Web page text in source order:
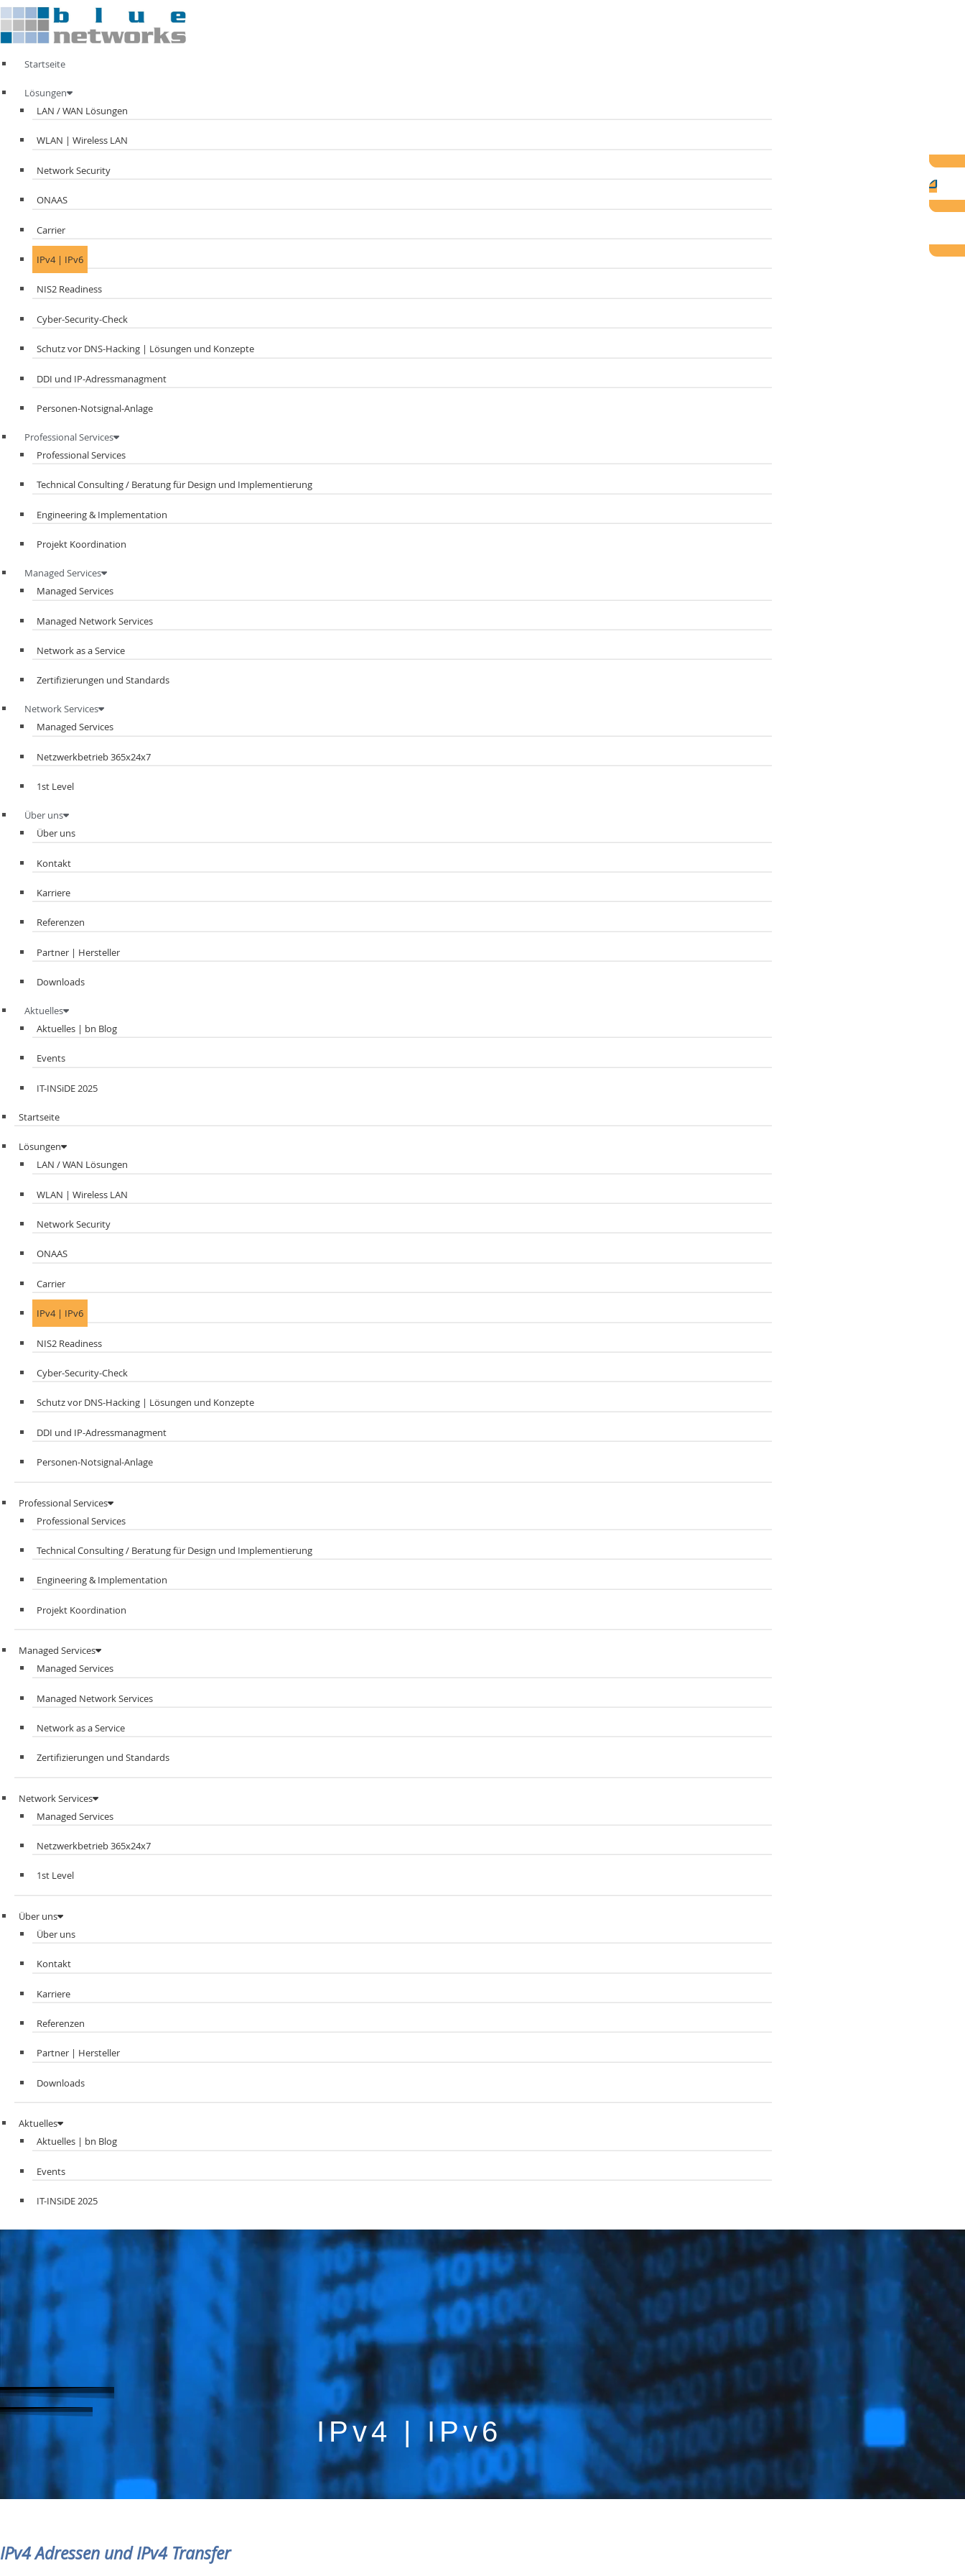
Zum
springen
Startseite
Lösungen
LAN / WAN Lösungen
WLAN | Wireless LAN
Network Security
ONAAS
Carrier
IPv4 | IPv6
NIS2 Readiness
Cyber-Security-Check
Schutz vor DNS-Hacking | Lösungen und Konzepte
DDI und IP-Adressmanagment​
Personen-Notsignal-Anlage
Professional Services
Professional Services
Technical Consulting / Beratung für Design und Implementierung
Engineering & Implementation
Projekt Koordination
Managed Services
Managed Services
Managed Network Services
Network as a Service
Zertifizierungen und Standards
Network Services
Managed Services
Netzwerkbetrieb 365x24x7
1st Level
Über uns
Über uns
Kontakt
Karriere
Referenzen
Partner | Hersteller
Downloads
Aktuelles
Aktuelles | bn Blog
Events
IT-INSiDE 2025
Startseite
Lösungen
LAN / WAN Lösungen
WLAN | Wireless LAN
Network Security
ONAAS
Carrier
IPv4 | IPv6
NIS2 Readiness
Cyber-Security-Check
Schutz vor DNS-Hacking | Lösungen und Konzepte
DDI und IP-Adressmanagment​
Personen-Notsignal-Anlage
Professional Services
Professional Services
Technical Consulting / Beratung für Design und Implementierung
Engineering & Implementation
Projekt Koordination
Managed Services
Managed Services
Managed Network Services
Network as a Service
Zertifizierungen und Standards
Network Services
Managed Services
Netzwerkbetrieb 365x24x7
1st Level
Über uns
Über uns
Kontakt
Karriere
Referenzen
Partner | Hersteller
Downloads
Aktuelles
Aktuelles | bn Blog
Events
IT-INSiDE 2025
IPv4 | IPv6
IPv4 Adressen und IPv4 Transfer